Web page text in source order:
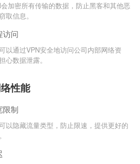
加密所有传输的数据，防止黑客和其他恶
取信息。
访问
以通过VPN安全地访问公司内部网络资
心数据泄露。
性能
限制
以隐藏流量类型，防止限速，提供更好的